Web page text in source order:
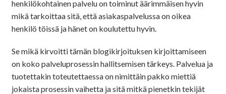
henkilökohtainen palvelu on toiminut äärimmäisen hyvin
mikä tarkoittaa sitä, että asiakaspalvelussa on oikea
henkilö töissä ja hänet on koulutettu hyvin.
Se mikä kirvoitti tämän blogikirjoituksen kirjoittamiseen
on koko palveluprosessin hallitsemisen tärkeys. Palvelua ja
tuotettakin toteutettaessa on nimittäin pakko miettiä
jokaista prosessin vaihetta ja sitä mitkä pienetkin tekijät